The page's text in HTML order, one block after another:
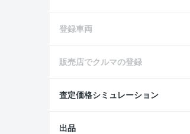
登録車両
販売店でクルマの登録
査定価格シミュレーション
出品